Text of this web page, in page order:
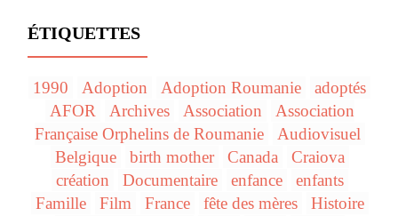
ÉTIQUETTES
1990 Adoption Adoption Roumanie
adoptés
AFOR
Archives Association
Association
Française Orphelins de Roumanie
Audiovisuel
Belgique
birth mother Canada
Craiova
création
Documentaire enfance
enfants
Famille
Film France fête des mères
Histoire